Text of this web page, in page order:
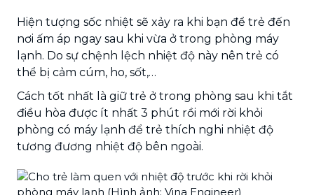
Hiện tượng sốc nhiệt sẽ xảy ra khi bạn để trẻ đến
nơi ấm áp ngay sau khi vừa ở trong phòng máy
lạnh. Do sự chệnh lệch nhiệt độ này nên trẻ có
thể bị cảm cúm, ho, sốt,…
Cách tốt nhất là giữ trẻ ở trong phòng sau khi tắt
điều hòa được ít nhất 3 phút rồi mới rời khỏi
phòng có máy lạnh để trẻ thích nghi nhiệt độ
tương đương nhiệt độ bên ngoài.